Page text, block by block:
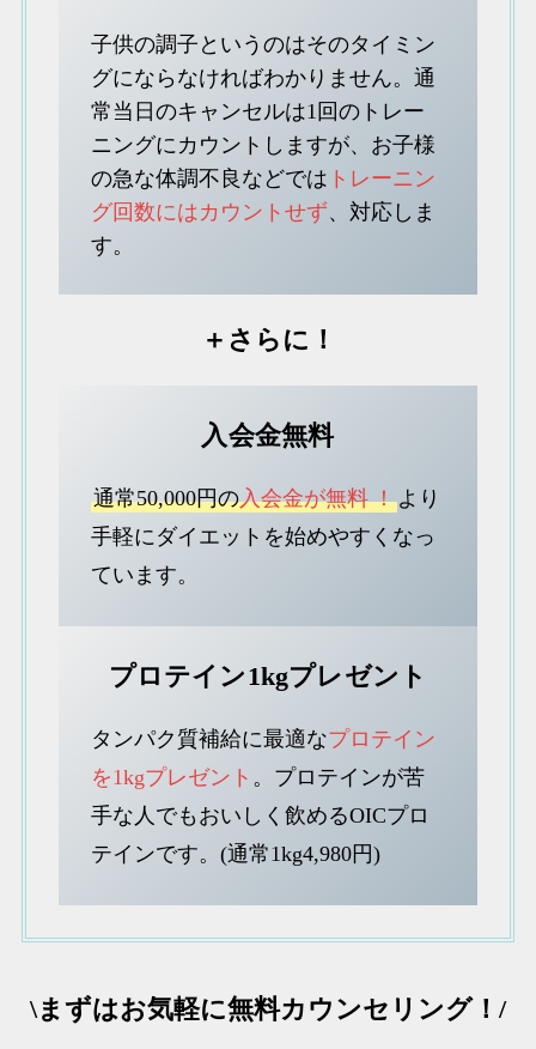
子供の調子というのはそのタイミン
グにならなければわかりません。通
常当日のキャンセルは1回のトレー
ニングにカウントしますが、お子様
の急な体調不良などでは トレーニン
グ回数にはカウントせず、対応しま
す。
＋さらに！
入会金無料
通常50,000円の入会金が無料 ！より
手軽にダイエットを始めやすくなっ
ています。
プロテイン1kgプレゼント
タンパク質補給に最適なプロテイン
を1kgプレゼント 。プロテインが苦
手な人でもおいしく飲めるOICプロ
テインです。(通常1kg4,980円)
\まずはお気軽に無料カウンセリング！/